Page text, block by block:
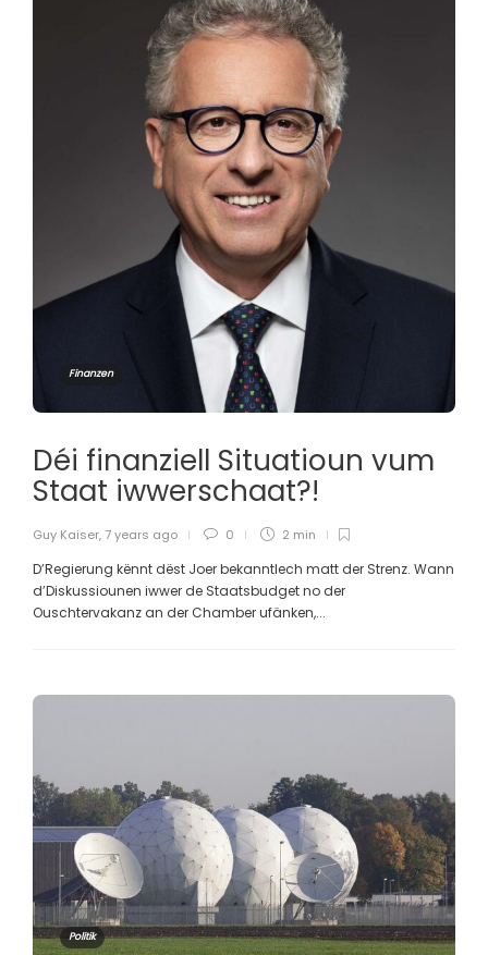
Finanzen
Déi finanziell Situatioun vum
Staat iwwerschaat?!
Guy Kaiser, 7 years ago 0 2 min
D’Regierung kënnt dëst Joer bekanntlech matt der Strenz. Wann
d’Diskussiounen iwwer de Staatsbudget no der
Ouschtervakanz an der Chamber ufänken,...
Politik